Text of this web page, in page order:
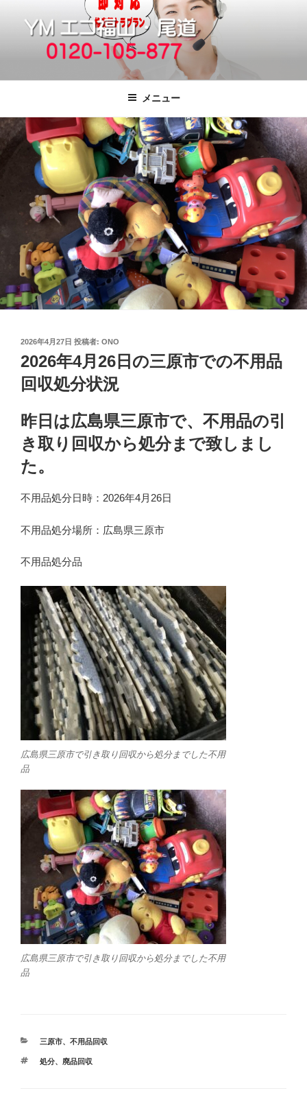
キ
ッ
プ
福山市で格安の不用品回収、買取、処
分は粗大ごみ処分、廃品回収も対応の
YMエコ福山営業所へ。
引っ越しゴミ・粗大ゴミの片付けをいたします
メニュー
投
日:
2026年4月27日 投稿者: ONO
2026年4月26日の三原市での不用品
回収処分状況
昨日は広島県三原市で、不用品の引
き取り回収から処分まで致しまし
た。
不用品処分日時：2026年4月26日
不用品処分場所：広島県三原市
不用品処分品
広島県三原市で引き取り回収から処分までした不用
品
広島県三原市で引き取り回収から処分までした不用
品
カ
ゴ
三原市、 不用品回収
タ
処分、 廃品回収